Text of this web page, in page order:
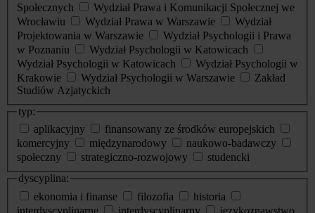
Społecznych
Wydział Prawa i Komunikacji Społecznej we
Wrocławiu
Wydział Prawa w Warszawie
Wydział
Projektowania w Warszawie
Wydział Psychologii i Prawa
w Poznaniu
Wydział Psychologii w Katowicach
Wydział Psychologii w Katowicach
Wydział Psychologii w
Krakowie
Wydział Psychologii w Warszawie
Zakład
Studiów Azjatyckich
typ:
aplikacyjny
finansowany ze środków europejskich
komercyjny
międzynarodowy
naukowo-badawczy
społeczny
strategiczno-rozwojowy
studencki
dyscyplina:
ekonomia i finanse
filozofia
historia
interdyscyplinarne
interdyscyplinarny
językoznawstwo